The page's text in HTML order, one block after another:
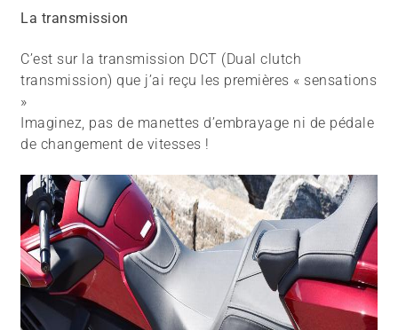
La transmission
C’est sur la transmission DCT (Dual clutch
transmission) que j’ai reçu les premières « sensations
»
Imaginez, pas de manettes d’embrayage ni de pédale
de changement de vitesses !